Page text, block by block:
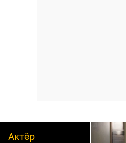
Актёр